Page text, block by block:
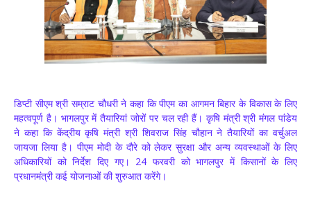
डिप्टी सीएम श्री सम्राट चौधरी ने कहा कि पीएम का आगमन बिहार के विकास के लिए
महत्वपूर्ण है। भागलपुर में तैयारियां जोरों पर चल रही हैं। कृषि मंत्री श्री मंगल पांडेय
ने कहा कि केंद्रीय कृषि मंत्री श्री शिवराज सिंह चौहान ने तैयारियों का वर्चुअल
जायजा लिया है। पीएम मोदी के दौरे को लेकर सुरक्षा और अन्य व्यवस्थाओं के लिए
अधिकारियों को निर्देश दिए गए। 24 फरवरी को भागलपुर में किसानों के लिए
प्रधानमंत्री कई योजनाओं की शुरुआत करेंगे।